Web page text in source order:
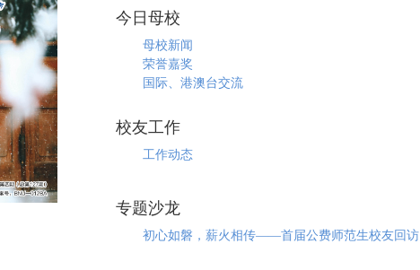
今日母校
母校新闻
荣誉嘉奖
国际、港澳台交流
校友工作
工作动态
专题沙龙
初心如磐，薪火相传——首届公费师范生校友回访